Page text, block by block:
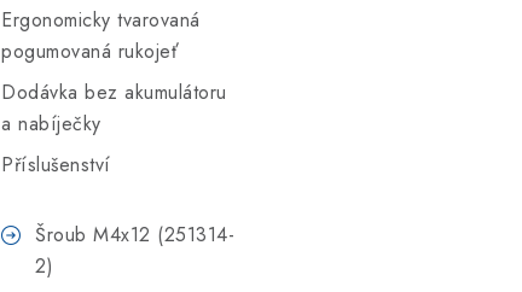
Ergonomicky tvarovaná
pogumovaná rukojeť
Dodávka bez akumulátoru
a nabíječky
Příslušenství
Šroub M4x12 (251314-
2)